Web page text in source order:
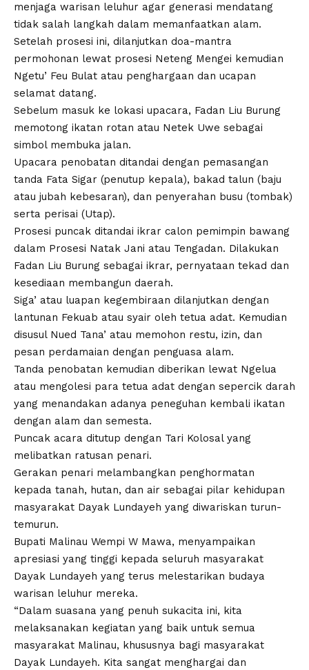
menjaga warisan leluhur agar generasi mendatang
tidak salah langkah dalam memanfaatkan alam.
Setelah prosesi ini, dilanjutkan doa-mantra
permohonan lewat prosesi Neteng Mengei kemudian
Ngetu’ Feu Bulat atau penghargaan dan ucapan
selamat datang.
Sebelum masuk ke lokasi upacara, Fadan Liu Burung
memotong ikatan rotan atau Netek Uwe sebagai
simbol membuka jalan.
Upacara penobatan ditandai dengan pemasangan
tanda Fata Sigar (penutup kepala), bakad talun (baju
atau jubah kebesaran), dan penyerahan busu (tombak)
serta perisai (Utap).
Prosesi puncak ditandai ikrar calon pemimpin bawang
dalam Prosesi Natak Jani atau Tengadan. Dilakukan
Fadan Liu Burung sebagai ikrar, pernyataan tekad dan
kesediaan membangun daerah.
Siga’ atau luapan kegembiraan dilanjutkan dengan
lantunan Fekuab atau syair oleh tetua adat. Kemudian
disusul Nued Tana’ atau memohon restu, izin, dan
pesan perdamaian dengan penguasa alam.
Tanda penobatan kemudian diberikan lewat Ngelua
atau mengolesi para tetua adat dengan sepercik darah
yang menandakan adanya peneguhan kembali ikatan
dengan alam dan semesta.
Puncak acara ditutup dengan Tari Kolosal yang
melibatkan ratusan penari.
Gerakan penari melambangkan penghormatan
kepada tanah, hutan, dan air sebagai pilar kehidupan
masyarakat Dayak Lundayeh yang diwariskan turun-
temurun.
Bupati Malinau Wempi W Mawa, menyampaikan
apresiasi yang tinggi kepada seluruh masyarakat
Dayak Lundayeh yang terus melestarikan budaya
warisan leluhur mereka.
“Dalam suasana yang penuh sukacita ini, kita
melaksanakan kegiatan yang baik untuk semua
masyarakat Malinau, khususnya bagi masyarakat
Dayak Lundayeh. Kita sangat menghargai dan